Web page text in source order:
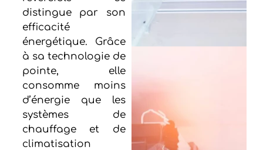
distingue par son
efficacité
énergétique. Grâce
à sa technologie de
pointe, elle
consomme moins
d’énergie que les
systèmes de
chauffage et de
climatisation